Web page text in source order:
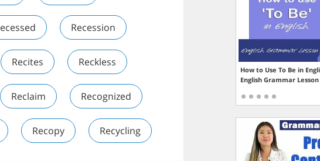
Recession
Recites Reckless
Reclaim Recognized
Recopy Recycling
How to Use To Be in
English Grammar Lesson